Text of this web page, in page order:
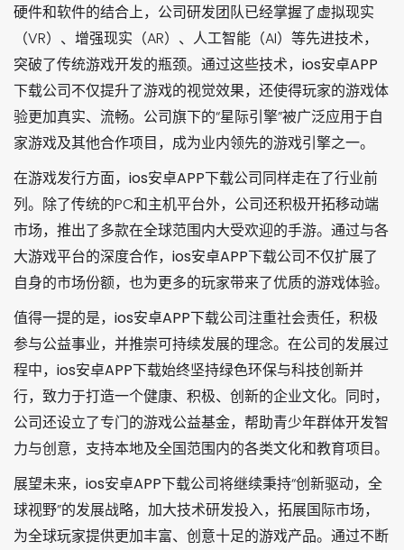
硬件和软件的结合上，公司研发团队已经掌握了虚拟现实
（VR）、增强现实（AR）、人工智能（AI）等先进技术，
突破了传统游戏开发的瓶颈。通过这些技术， ios安卓APP
下载公司不仅提升了游戏的视觉效果，还使得玩家的游戏体
验更加真实、流畅。公司旗下的“星际引擎”被广泛应用于自
家游戏及其他合作项目，成为业内领先的游戏引擎之一。
在游戏发行方面， ios安卓APP下载公司同样走在了行业前
列。除了传统的PC和主机平台外，公司还积极开拓移动端
市场，推出了多款在全球范围内大受欢迎的手游。通过与各
大游戏平台的深度合作， ios安卓APP下载公司不仅扩展了
自身的市场份额，也为更多的玩家带来了优质的游戏体验。
值得一提的是， ios安卓APP下载公司注重社会责任，积极
参与公益事业，并推崇可持续发展的理念。在公司的发展过
程中， ios安卓APP下载始终坚持绿色环保与科技创新并
行，致力于打造一个健康、积极、创新的企业文化。同时，
公司还设立了专门的游戏公益基金，帮助青少年群体开发智
力与创意，支持本地及全国范围内的各类文化和教育项目。
展望未来， ios安卓APP下载公司将继续秉持“创新驱动，全
球视野”的发展战略，加大技术研发投入，拓展国际市场，
为全球玩家提供更加丰富、创意十足的游戏产品。通过不断